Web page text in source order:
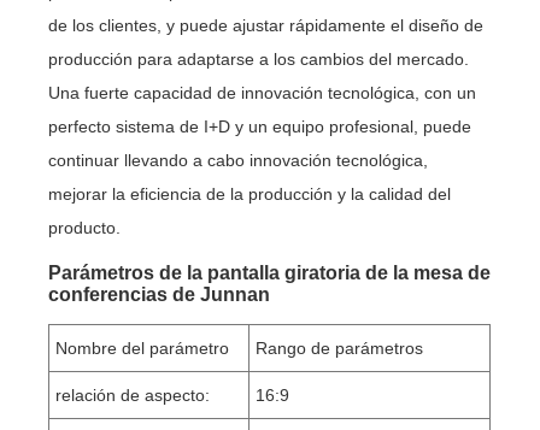
de los clientes, y puede ajustar rápidamente el diseño de
producción para adaptarse a los cambios del mercado.
Una fuerte capacidad de innovación tecnológica, con un
perfecto sistema de I+D y un equipo profesional, puede
continuar llevando a cabo innovación tecnológica,
mejorar la eficiencia de la producción y la calidad del
producto.
Parámetros de la pantalla giratoria de la mesa de
conferencias de Junnan
Nombre del parámetro Rango de parámetros
relación de aspecto: 16:9